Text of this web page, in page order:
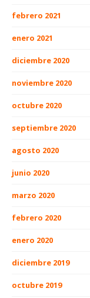
febrero 2021
enero 2021
diciembre 2020
noviembre 2020
octubre 2020
septiembre 2020
agosto 2020
junio 2020
marzo 2020
febrero 2020
enero 2020
diciembre 2019
octubre 2019